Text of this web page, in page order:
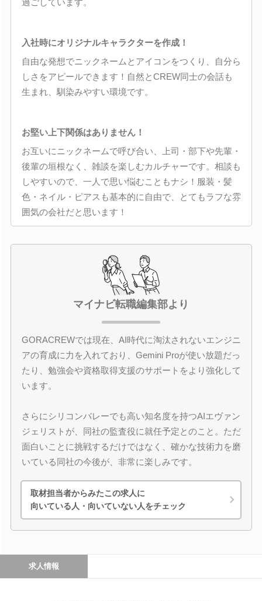
入社時にオリジナルキャラクターを作成！
自由な発想でニックネームとアイコンをつくり、自分ら
しさをアピールできます！自然とCREW同士の会話も
生まれ、馴染みやすい環境です。
お堅い上下関係はありません！
お互いにニックネームで呼び合い、上司・部下や先輩・
後輩の垣根なく、雑談を楽しむカルチャーです。相談も
しやすいので、一人で思い悩むこともナシ！服装・髪
色・ネイル・ピアスも基本的に自由で、とてもラフな雰
囲気の会社だと思います！
マイナビ転職編集部より
GORACREWでは現在、AI時代に淘汰されないエンジニ
アの育成に力を入れており、Gemini Proが使い放題だっ
たり、勉強会や資格取得支援のサポートをより強化して
います。
さらにシリコンバレーでも高い知名度を持つAIエヴァン
ジェリストが、同社の監査役に就任予定とのこと。ただ
面白いことに挑戦するだけではなく、確かな技術力を磨
いている同社の今後が、非常に楽しみです。
取材担当者からみたこの求人に
向いている人・向いていない人をチェック
求人情報